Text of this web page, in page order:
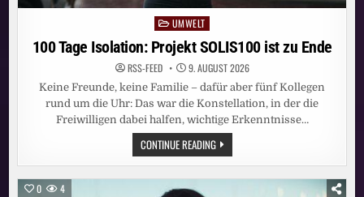
Posted
in
UMWELT
100 Tage Isolation: Projekt SOLIS100 ist zu Ende
RSS-FEED 9. AUGUST 2026
Keine Freunde, keine Familie – dafür aber fünf Kollegen
rund um die Uhr: Das war die Konstellation, in der die
Freiwilligen dabei halfen, wichtige Erkenntnisse…
CONTINUE READING100
TAGE
ISOLATION:
PROJEKT
0 4